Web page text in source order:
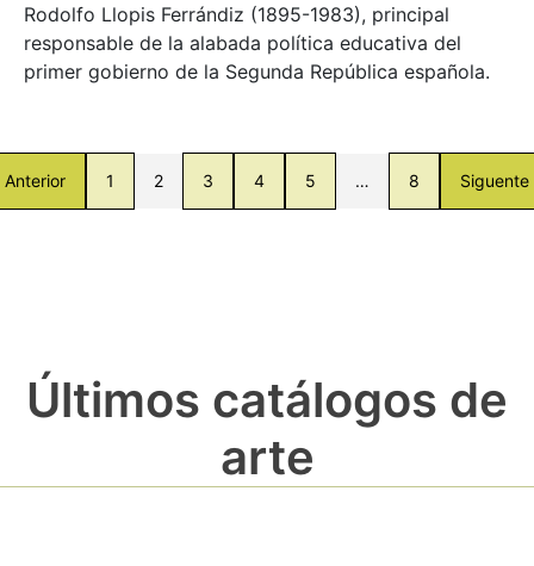
Rodolfo Llopis Ferrándiz (1895-1983), principal
responsable de la alabada política educativa del
primer gobierno de la Segunda República española.
Anterior 1 2 3 4 5 … 8 Siguente
Últimos catálogos de
arte